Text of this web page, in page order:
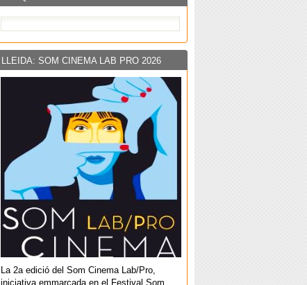
LLEIDA: SOM CINEMA LAB PRO 2026
La 2a edició del Som Cinema Lab/Pro,
iniciativa emmarcada en el Festival Som